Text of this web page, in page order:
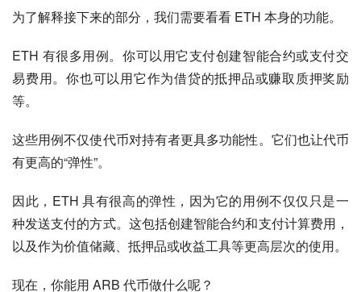
为了解释接下来的部分，我们需要看看 ETH 本身的功能。
ETH 有很多用例。你可以用它支付创建智能合约或支付交
易费用。你也可以用它作为借贷的抵押品或赚取质押奖励
等。
这些用例不仅使代币对持有者更具多功能性。它们也让代币
有更高的“弹性”。
因此，ETH 具有很高的弹性，因为它的用例不仅仅只是一
种发送支付的方式。这包括创建智能合约和支付计算费用，
以及作为价值储藏、抵押品或收益工具等更高层次的使用。
现在，你能用 ARB 代币做什么呢？